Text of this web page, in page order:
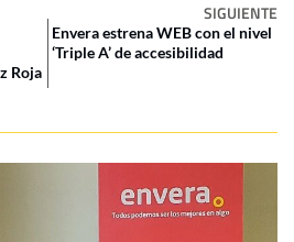
SIGUIENTE
Roja
Envera estrena WEB con el nivel
‘Triple A’ de accesibilidad